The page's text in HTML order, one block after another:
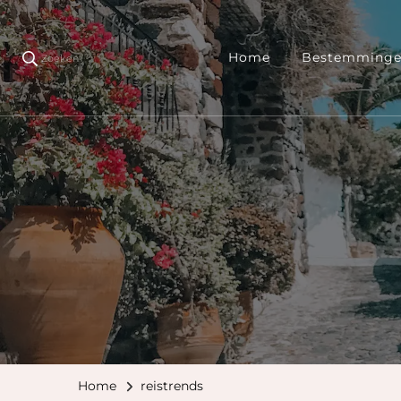
Zoeken Home
Home reistrends